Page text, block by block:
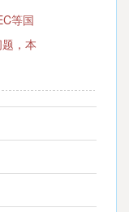
等国
，本